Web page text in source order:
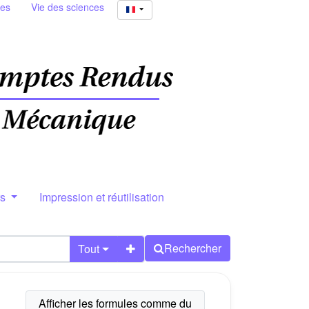
Vie des sciences
Impression et réutilisation
Tout Rechercher